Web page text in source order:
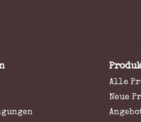
Alle
Neue